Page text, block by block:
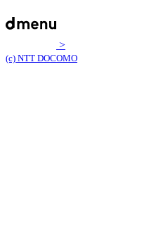
>
(c) NTT DOCOMO